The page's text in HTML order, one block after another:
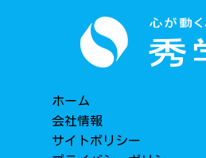
ホーム
会社情報
サイトポリシー